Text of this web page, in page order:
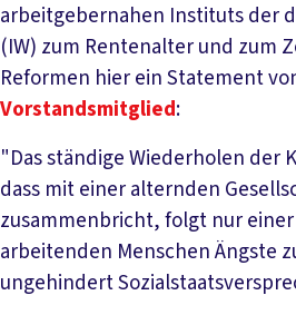
arbeitgebernahen Instituts der
(IW) zum Rentenalter und zum
Reformen hier ein Statement
Vorstandsmitglied:
"Das ständige Wiederholen der
dass mit einer alternden
zusammenbricht, folgt nur
arbeitenden Menschen Ängste
ungehindert